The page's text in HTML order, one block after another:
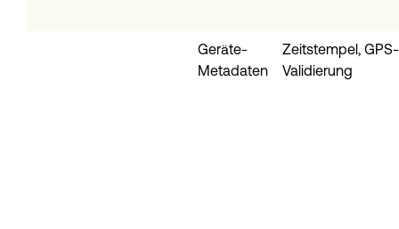
Geräte-
Metadaten
Zeitstempel, GPS-
Validierung